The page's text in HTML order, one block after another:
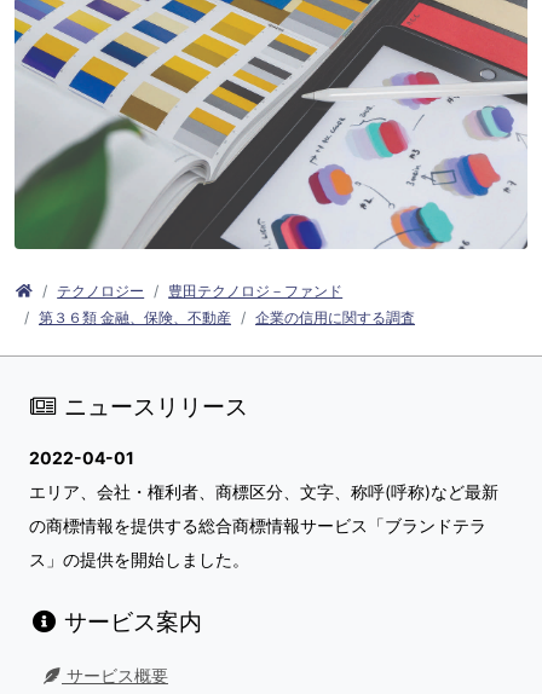
テクノロジー
豊田テクノロジ－ファンド
第３６類 金融、保険、不動産
企業の信用に関する調査
ニュースリリース
2022-04-01
エリア、会社・権利者、商標区分、文字、称呼(呼称)など最新
の商標情報を提供する総合商標情報サービス「ブランドテラ
ス」の提供を開始しました。
サービス案内
サービス概要